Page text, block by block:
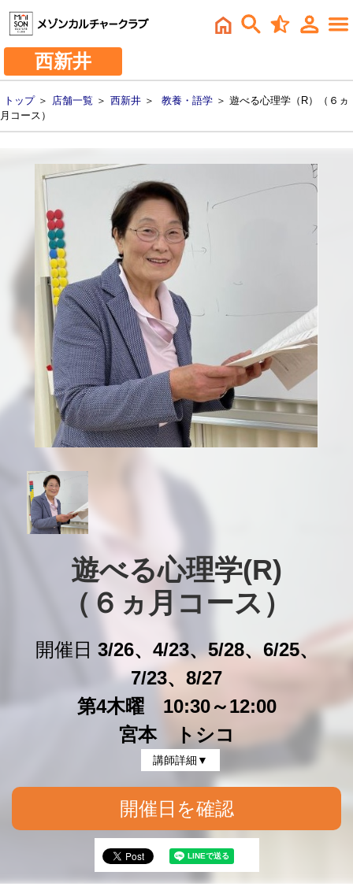
西新井
トップ＞ 店舗一覧 ＞ 西新井 ＞ 教養・語学 ＞ 遊べる心理学（R）（６ヵ
月コース）
遊べる心理学(R)
（６ヵ月コース）
開催日 3/26、4/23、5/28、6/25、
7/23、8/27
第4木曜 10:30～12:00
宮本 トシコ
講師詳細▼
開催日を確認